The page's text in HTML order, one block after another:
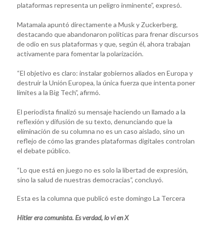
plataformas representa un peligro inminente”, expresó.
Matamala apuntó directamente a Musk y Zuckerberg,
destacando que abandonaron políticas para frenar discursos
de odio en sus plataformas y que, según él, ahora trabajan
activamente para fomentar la polarización.
“El objetivo es claro: instalar gobiernos aliados en Europa y
destruir la Unión Europea, la única fuerza que intenta poner
límites a la Big Tech”, afirmó.
El periodista finalizó su mensaje haciendo un llamado a la
reflexión y difusión de su texto, denunciando que la
eliminación de su columna no es un caso aislado, sino un
reflejo de cómo las grandes plataformas digitales controlan
el debate público.
“Lo que está en juego no es solo la libertad de expresión,
sino la salud de nuestras democracias”, concluyó.
Esta es la columna que publicó este domingo La Tercera
Hitler era comunista. Es verdad, lo vi en X